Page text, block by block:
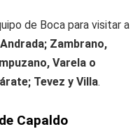
de Boca para visitar a
Zambrano,
Varela o
Tevez y Villa.
Capaldo